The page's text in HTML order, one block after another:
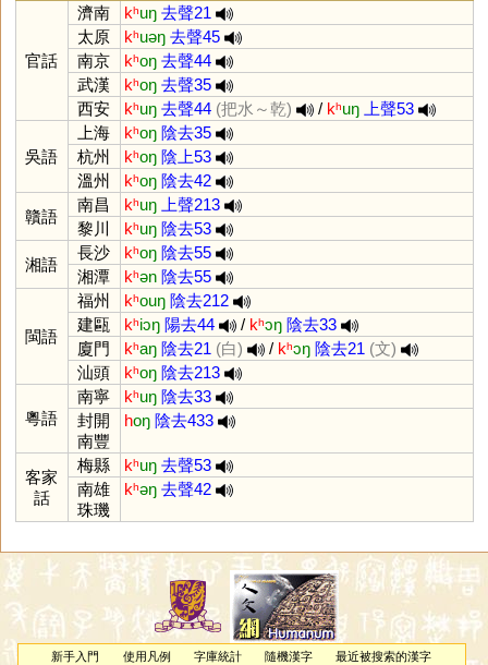
官話
濟南 kʰuŋ 去聲21
太原
kʰuəŋ 去聲45
南京
kʰoŋ 去聲44
武漢
kʰoŋ 去聲35
西安
kʰuŋ 去聲44 (把水～乾) / kʰuŋ 上聲53
吳語
上海 kʰoŋ 陰去35
杭州
kʰoŋ 陰上53
溫州
kʰoŋ 陰去42
贛語
南昌 kʰuŋ
上聲213
黎川
kʰuŋ 陰去53
湘語
長沙 kʰoŋ 陰去55
湘潭
kʰən 陰去55
閩語
福州 kʰouŋ 陰去212
建甌
kʰiɔŋ 陽去44 / kʰɔŋ 陰去33
廈門
kʰaŋ 陰去21 (白) / kʰɔŋ 陰去21 (文)
汕頭
kʰoŋ 陰去213
粵語
南寧 kʰuŋ 陰去33
封開
南豐
hoŋ 陰去433
客家
話
梅縣 kʰuŋ 去聲53
南雄
珠璣
kʰəŋ 去聲42
新手入門 使用凡例 字庫統計 隨機漢字 最近被搜索的漢字